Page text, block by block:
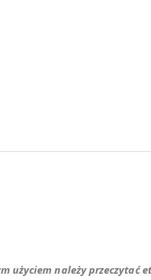
użyciem należy przeczytać